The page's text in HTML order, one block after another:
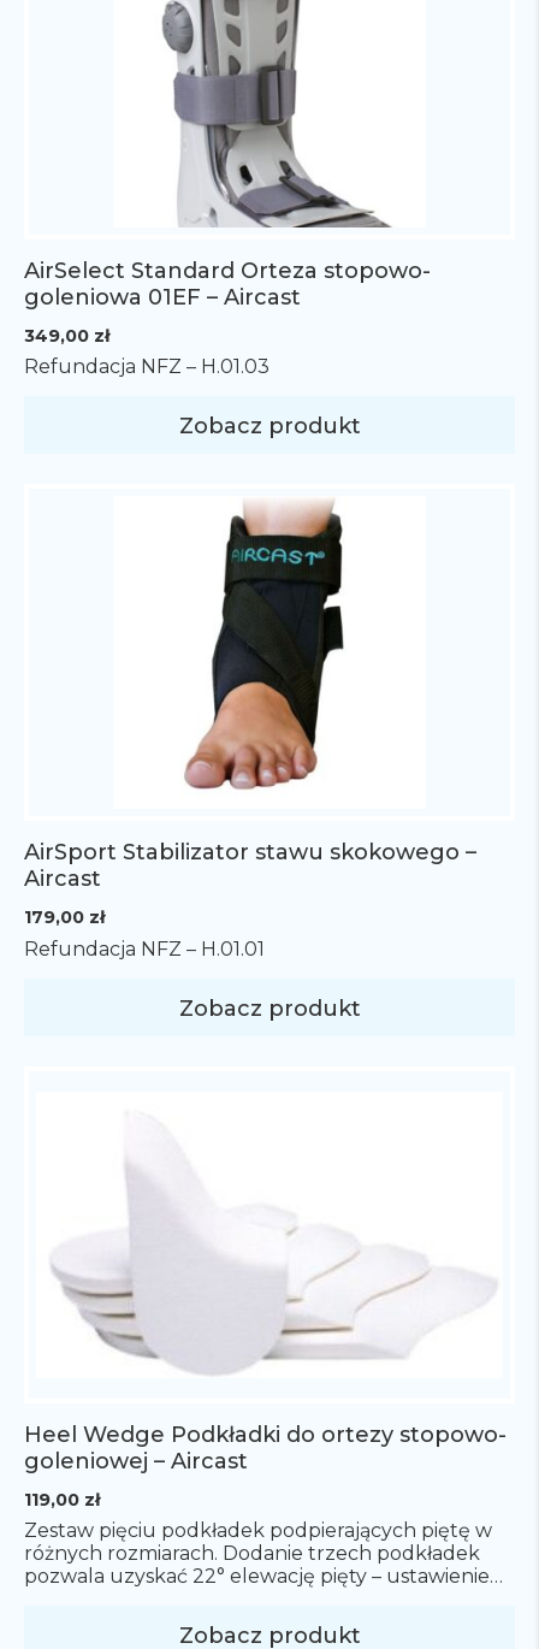
AirSelect Standard Orteza stopowo-
goleniowa 01EF – Aircast
349,00 zł
Refundacja NFZ – H.01.03
Zobacz produkt
AirSport Stabilizator stawu skokowego –
Aircast
179,00 zł
Refundacja NFZ – H.01.01
Zobacz produkt
Heel Wedge Podkładki do ortezy stopowo-
goleniowej – Aircast
119,00 zł
Zestaw pięciu podkładek podpierających piętę w
różnych rozmiarach. Dodanie trzech podkładek
pozwala uzyskać 22° elewację pięty – ustawienie
Elite WALKER oraz Pneumatic Walker.
Zobacz produkt